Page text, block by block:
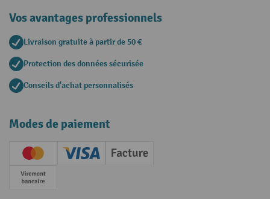
Vos avantages professionnels
Livraison gratuite à partir de 50 €
Protection des données sécurisée
Conseils d'achat personnalisés
Modes de paiement
Creditcard (Master)Creditcard (Visa)
Facture
Paiement anticipé